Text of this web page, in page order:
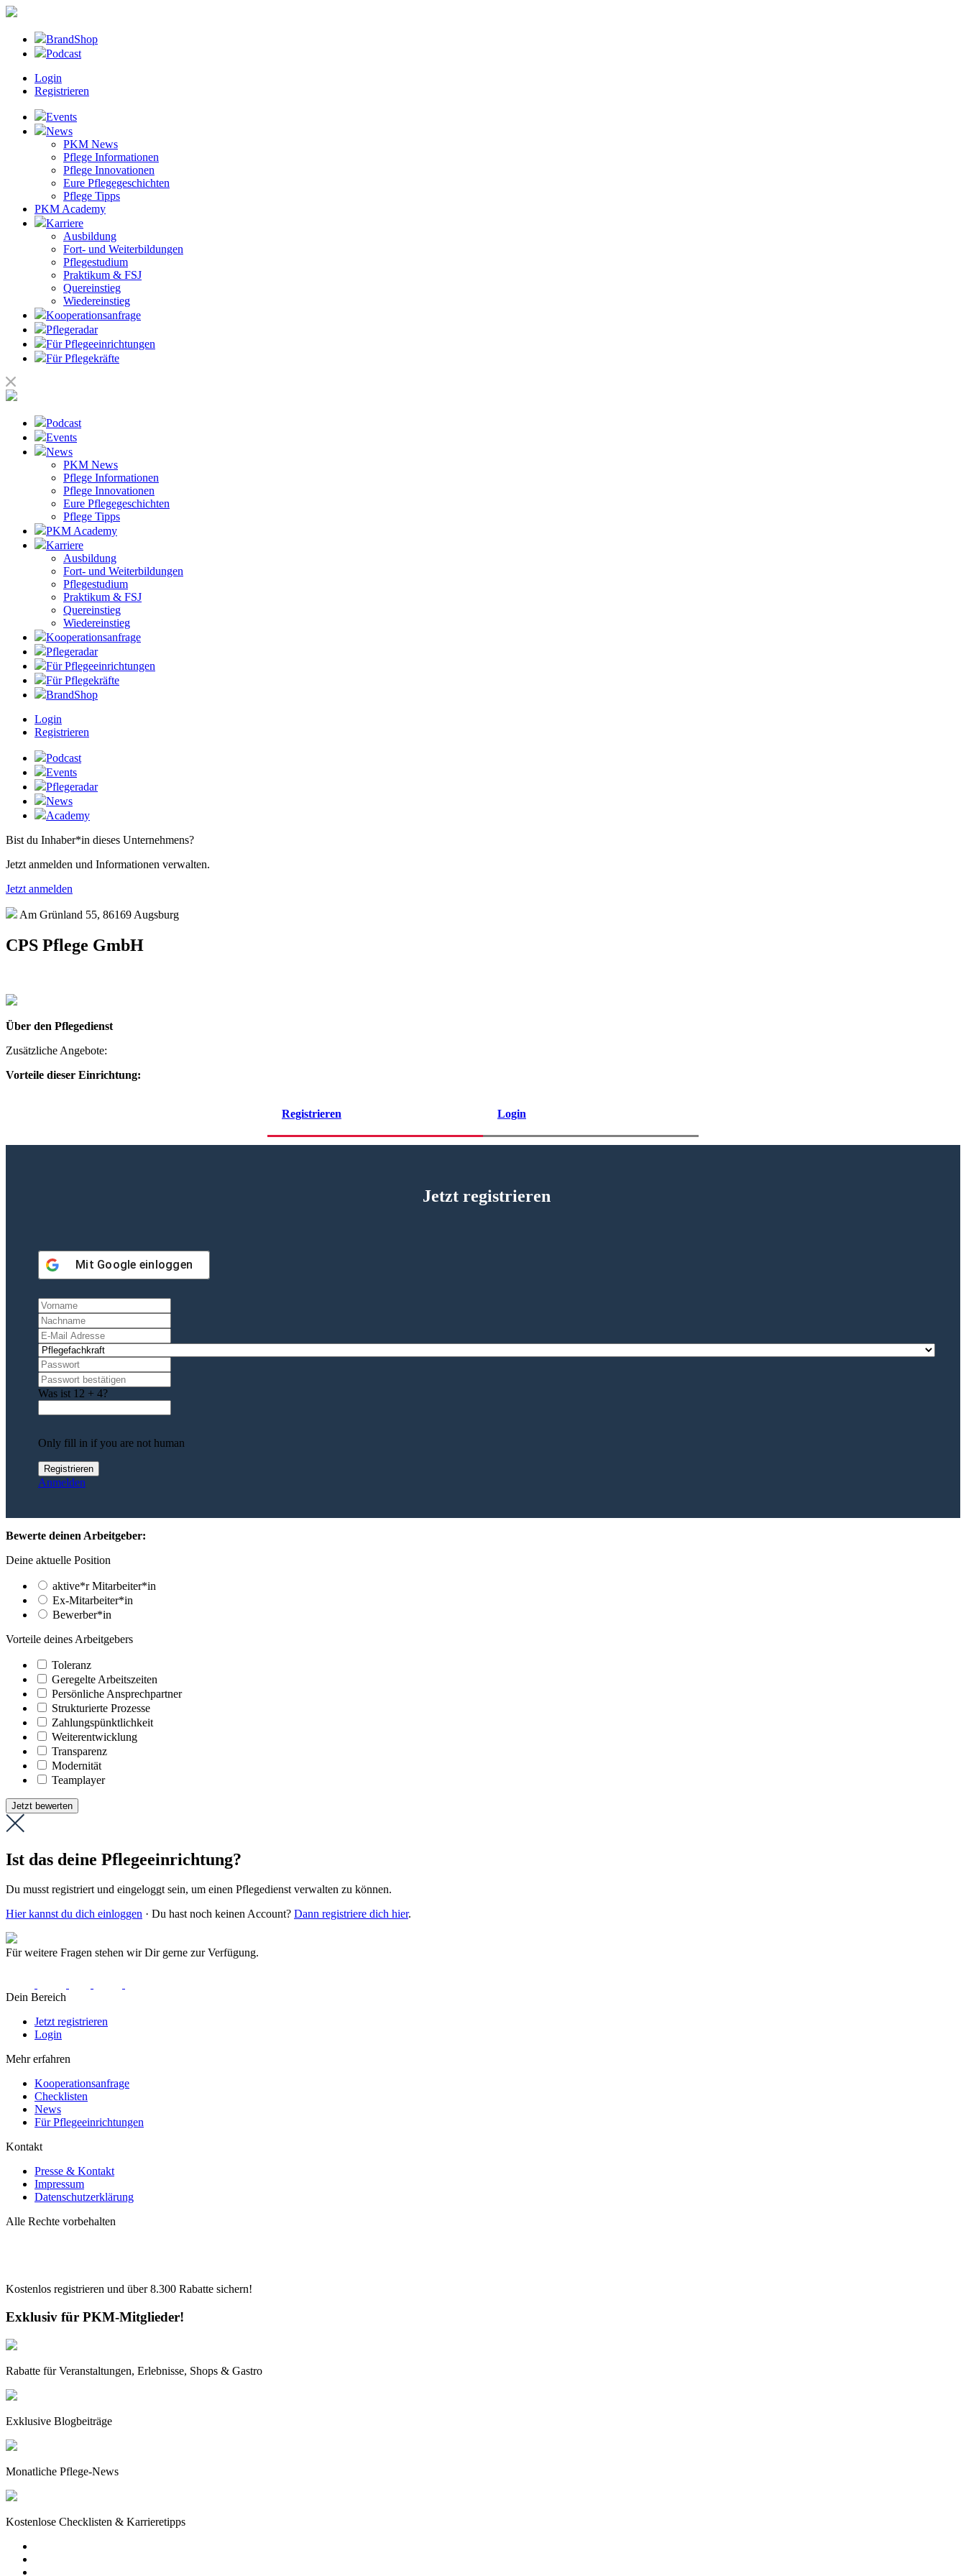
BrandShop
Podcast
Login
Registrieren
Events
News
PKM News
Pflege Informationen
Pflege Innovationen
Eure Pflegegeschichten
Pflege Tipps
PKM Academy
Karriere
Ausbildung
Fort- und Weiterbildungen
Pflegestudium
Praktikum & FSJ
Quereinstieg
Wiedereinstieg
Kooperationsanfrage
Pflegeradar
Für Pflegeeinrichtungen
Für Pflegekräfte
Podcast
Events
News
PKM News
Pflege Informationen
Pflege Innovationen
Eure Pflegegeschichten
Pflege Tipps
PKM Academy
Karriere
Ausbildung
Fort- und Weiterbildungen
Pflegestudium
Praktikum & FSJ
Quereinstieg
Wiedereinstieg
Kooperationsanfrage
Pflegeradar
Für Pflegeeinrichtungen
Für Pflegekräfte
BrandShop
Login
Registrieren
Podcast
Events
Pflegeradar
News
Academy
Bist du Inhaber*in dieses Unternehmens?
Jetzt anmelden und Informationen verwalten.
Jetzt anmelden
Am Grünland 55, 86169 Augsburg
CPS Pflege GmbH
Über den Pflegedienst
Zusätzliche Angebote:
Vorteile dieser Einrichtung:
Registrieren Login
Jetzt registrieren
Mit Google einloggen
Was ist 12 + 4?
Only fill in if you are not human
Anmelden
Bewerte deinen Arbeitgeber:
Deine aktuelle Position
aktive*r Mitarbeiter*in
Ex-Mitarbeiter*in
Bewerber*in
Vorteile deines Arbeitgebers
Toleranz
Geregelte Arbeitszeiten
Persönliche Ansprechpartner
Strukturierte Prozesse
Zahlungs­pünktlichkeit
Weiter­entwicklung
Transparenz
Modernität
Teamplayer
Jetzt bewerten
Ist das deine Pflegeeinrichtung?
Du musst registriert und eingeloggt sein, um einen Pflegedienst verwalten zu können.
Hier kannst du dich einloggen · Du hast noch keinen Account? Dann registriere dich hier.
Für weitere Fragen stehen wir Dir gerne zur Verfügung.
Dein Bereich
Jetzt registrieren
Login
Mehr erfahren
Kooperationsanfrage
Checklisten
News
Für Pflegeeinrichtungen
Kontakt
Presse & Kontakt
Impressum
Datenschutzerklärung
Alle Rechte vorbehalten
Kostenlos registrieren und über8.300 Rabatte sichern!
Exklusiv für PKM-Mitglieder!
Rabatte für Veranstaltungen, Erlebnisse, Shops & Gastro
Exklusive Blogbeiträge
Monatliche Pflege-News
Kostenlose Checklisten & Karrieretipps